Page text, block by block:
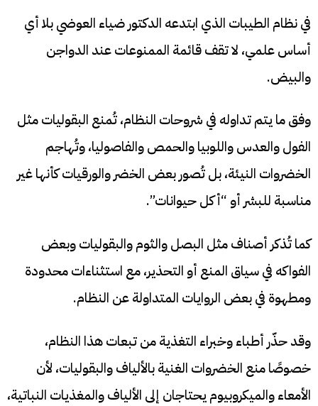
في نظام الطيبات الذي ابتدعه الدكتور ضياء العوضي بلا أي
أساس علمي، لا تقف قائمة الممنوعات عند الدواجن
والبيض.
وفق ما يتم تداوله في شروحات النظام، تُمنع البقوليات مثل
الفول والعدس واللوبيا والحمص والفاصوليا، وتُهاجم
الخضروات النيئة، بل تُصور بعض الخضر والورقيات كأنها غير
مناسبة للبشر أو “أكل حيوانات”.
كما تُذكر أصناف مثل البصل والثوم والبقوليات وبعض
الفواكه في سياق المنع أو التحذير، مع استثناءات محدودة
ومطهوة في بعض الروايات المتداولة عن النظام.
وقد حذّر أطباء وخبراء التغذية من تبعات هذا النظام،
خصوصًا منع الخضروات الغنية بالألياف والبقوليات، لأن
الأمعاء والميكروبيوم يحتاجان إلى الألياف والمغذيات النباتية،